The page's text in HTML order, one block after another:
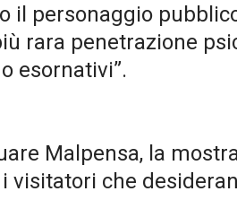
il personaggio
rara penetrazione
esornativi”.
Malpensa, la
visitatori che